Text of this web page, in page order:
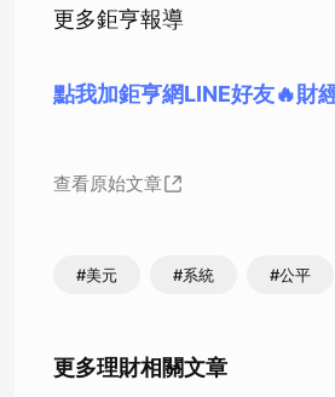
更多鉅亨報導
點我加鉅亨網LINE好友🔥財
查看原始文章
#美元 #系統 #公平
更多理財相關文章